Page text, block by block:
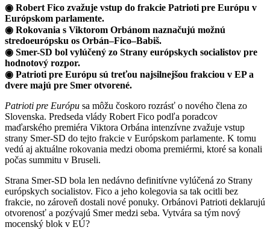
◉ Robert Fico zvažuje vstup do frakcie Patrioti pre Európu v
Európskom parlamente.
◉ Rokovania s Viktorom Orbánom naznačujú možnú
stredoeurópsku os Orbán–Fico–Babiš.
◉ Smer-SD bol vylúčený zo Strany európskych socialistov pre
hodnotový rozpor.
◉ Patrioti pre Európu sú treťou najsilnejšou frakciou v EP a
dvere majú pre Smer otvorené.
Patrioti pre Európu sa môžu čoskoro rozrásť o nového člena zo
Slovenska. Predseda vlády Robert Fico podľa poradcov
maďarského premiéra Viktora Orbána intenzívne zvažuje vstup
strany Smer-SD do tejto frakcie v Európskom parlamente. K tomu
vedú aj aktuálne rokovania medzi oboma premiérmi, ktoré sa konali
počas summitu v Bruseli.
Strana Smer-SD bola len nedávno definitívne vylúčená zo Strany
európskych socialistov. Fico a jeho kolegovia sa tak ocitli bez
frakcie, no zároveň dostali nové ponuky. Orbánovi Patrioti deklarujú
otvorenosť a pozývajú Smer medzi seba. Vytvára sa tým nový
mocenský blok v EÚ?